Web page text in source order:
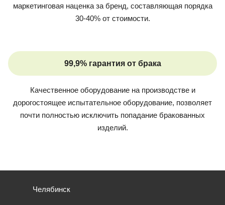
маркетинговая наценка за бренд, составляющая порядка
30-40% от стоимости.
99,9% гарантия от брака
Качественное оборудование на производстве и
дорогостоящее испытательное оборудование, позволяет
почти полностью исключить попадание бракованных
изделий.
Челябинск